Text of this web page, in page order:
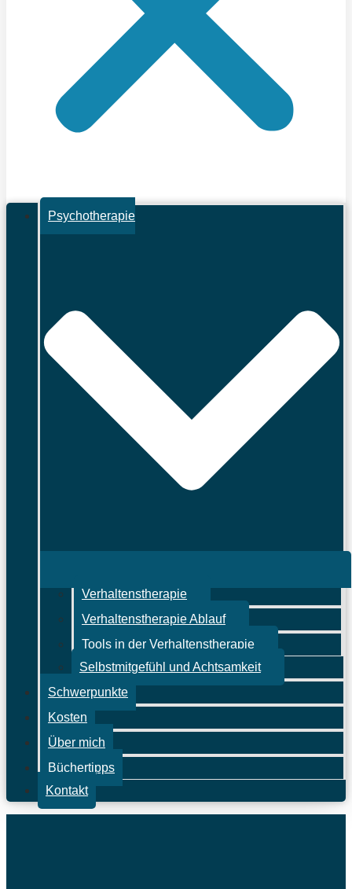
Psychotherapie
Verhaltenstherapie
Verhaltenstherapie Ablauf
Tools in der Verhaltenstherapie
Selbstmitgefühl und Achtsamkeit
Schwerpunkte
Kosten
Über mich
Büchertipps
Kontakt